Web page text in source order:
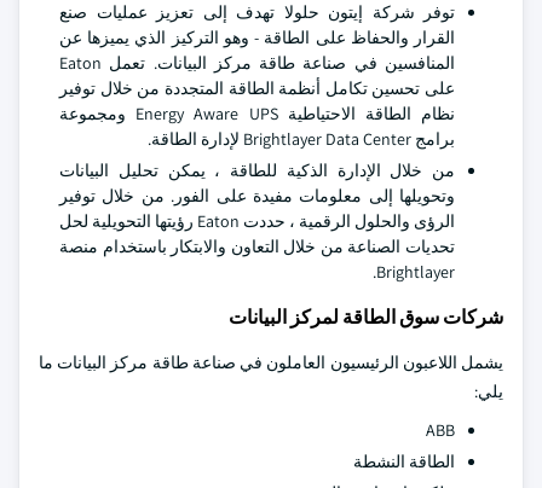
توفر شركة إيتون حلولا تهدف إلى تعزيز عمليات صنع
القرار والحفاظ على الطاقة - وهو التركيز الذي يميزها عن
المنافسين في صناعة طاقة مركز البيانات. تعمل Eaton
على تحسين تكامل أنظمة الطاقة المتجددة من خلال توفير
نظام الطاقة الاحتياطية Energy Aware UPS ومجموعة
برامج Brightlayer Data Center لإدارة الطاقة.
من خلال الإدارة الذكية للطاقة ، يمكن تحليل البيانات
وتحويلها إلى معلومات مفيدة على الفور. من خلال توفير
الرؤى والحلول الرقمية ، حددت Eaton رؤيتها التحويلية لحل
تحديات الصناعة من خلال التعاون والابتكار باستخدام منصة
Brightlayer.
شركات سوق الطاقة لمركز البيانات
يشمل اللاعبون الرئيسيون العاملون في صناعة طاقة مركز البيانات ما
يلي:
ABB
الطاقة النشطة